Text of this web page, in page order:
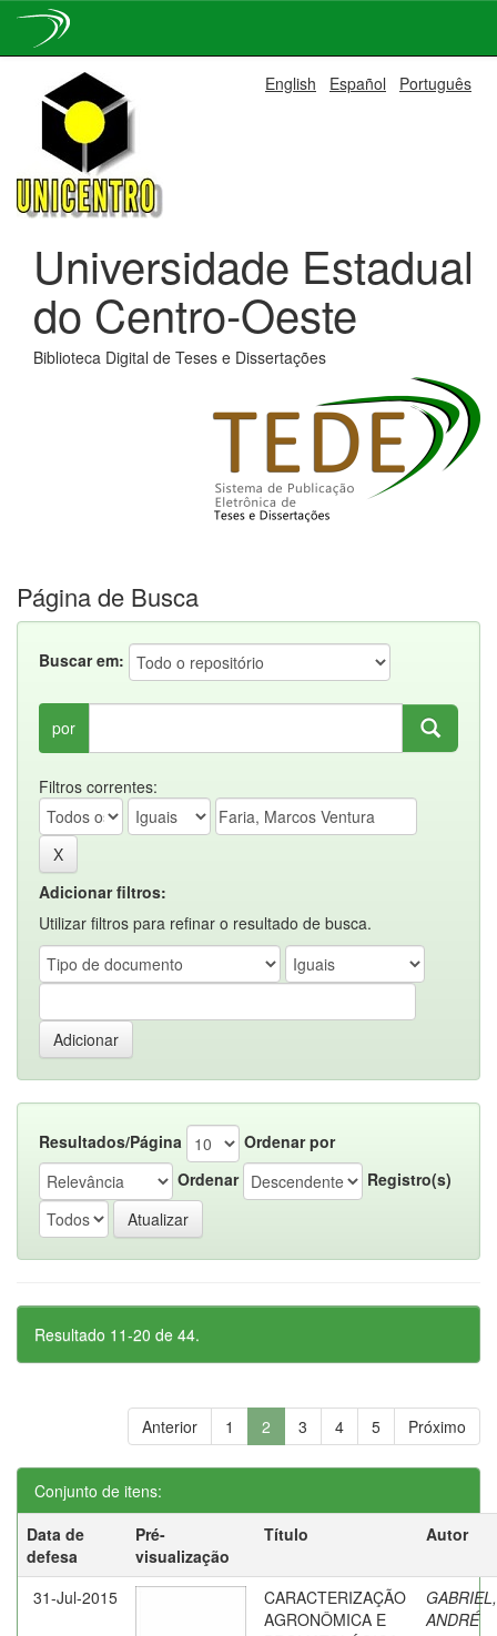
navigation
English Español Português
Universidade Estadual
do Centro-Oeste
Biblioteca Digital de Teses e Dissertações
Página de Busca
Buscar em:
por
Filtros correntes:
Adicionar filtros:
Utilizar filtros para refinar o resultado de busca.
Resultados/Página
Ordenar por
Ordenar
Registro(s)
Resultado 11-20 de 44.
Anterior 1 2 3 4 5 Próximo
Conjunto de itens:
Data de
defesa
Pré-
visualização
Título Autor
31-Jul-2015
CARACTERIZAÇÃO
AGRONÔMICA E
GABRIEL,
ANDRÉ